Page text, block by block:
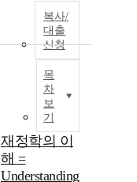
복사/
대출
신청
목
차
보
기
재정학의 이
해 =
Understanding